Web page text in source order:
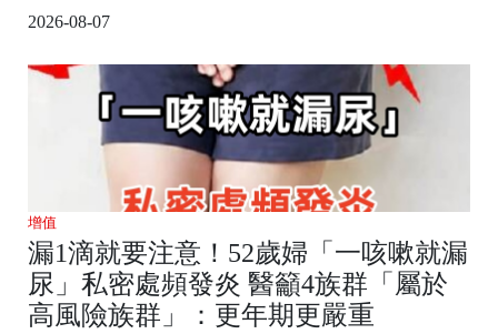
2026-08-07
增值
漏1滴就要注意！52歲婦「一咳嗽就漏
尿」私密處頻發炎 醫籲4族群「屬於
高風險族群」：更年期更嚴重